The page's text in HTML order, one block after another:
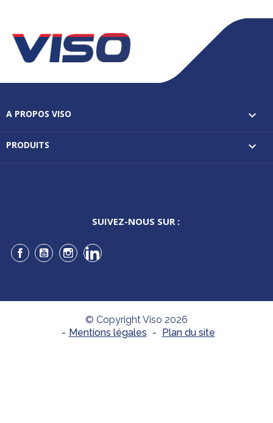
A PROPOS VISO 
PRODUITS 
SUIVEZ-NOUS SUR :
Facebook
YouTubeInstagramLinkedIn
© Copyright Viso 2026
- Mentions légales - Plan du site